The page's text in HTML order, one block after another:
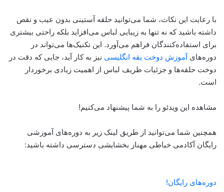
با رعایت این نکات، شما می‌توانید حلقه آستینی بدون عیب و نقص
داشته باشید که نه تنها به زیبایی لباس می‌افزاید بلکه راحتی بیشتری
برای استفاده‌کنندگان فراهم می‌آورد. این تکنیک‌ها می‌تواند در
دوره‌هایآموزش دوخت یقه انگلیسی نیز به کار آید، جایی که دقت در
دوخت حلقه‌ها و جزئیات ظریف لباس از اهمیت زیادی برخوردار
است.
مشاهده این ویدئو را به شما پیشنهاد می‌کنیم!
همچنین شما می‌توانید از طریق لینک زیر به دوره‌های آموزشی
رایگان آکادمی خیاطی مهناز بخشایشی دسترسی داشته باشید:
دوره‌های رایگان!